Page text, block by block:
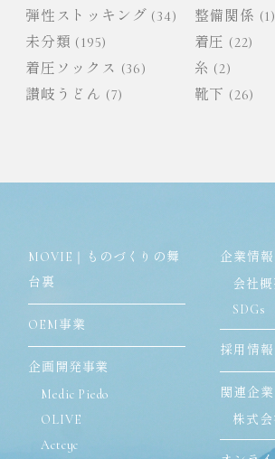
弾性ストッキング (34) 整備関係 (1)
未分類 (195) 着圧 (22)
着圧ソックス (36) 糸 (2)
讃岐うどん (7) 靴下 (26)
MOVIE｜ものづくりの舞
台裏
OEM事業
企画開発事業
Medic Piedo
OLIVE
Actcyc
企業情報
会社概
SDGs
採用情報
関連企業
株式会